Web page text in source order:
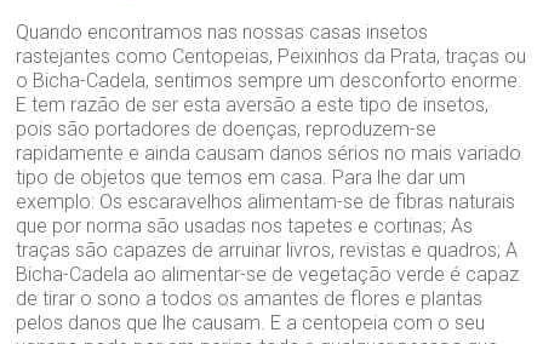
Quando encontramos nas nossas casas insetos
rastejantes como Centopeias, Peixinhos da Prata, traças ou
o Bicha-Cadela, sentimos sempre um desconforto enorme.
E tem razão de ser esta aversão a este tipo de insetos,
pois são portadores de doenças, reproduzem-se
rapidamente e ainda causam danos sérios no mais variado
tipo de objetos que temos em casa. Para lhe dar um
exemplo: Os escaravelhos alimentam-se de fibras naturais
que por norma são usadas nos tapetes e cortinas; As
traças são capazes de arruinar livros, revistas e quadros; A
Bicha-Cadela ao alimentar-se de vegetação verde é capaz
de tirar o sono a todos os amantes de flores e plantas
pelos danos que lhe causam. E a centopeia com o seu